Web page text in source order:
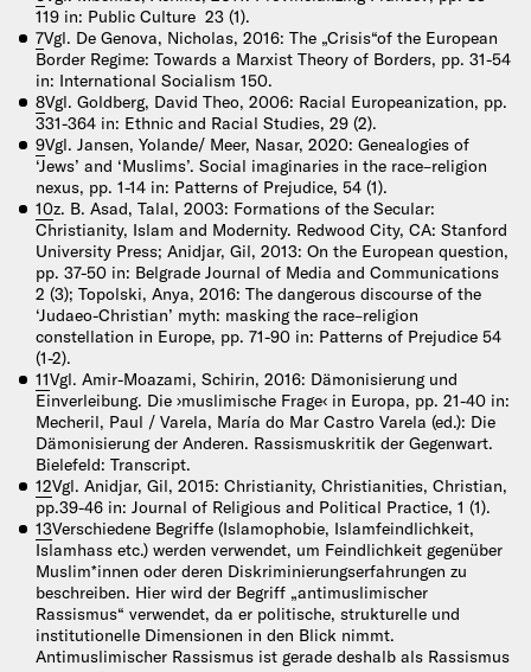
119 in: Public Culture 23 (1).
7Vgl. De Genova, Nicholas, 2016: The „Crisis“of the European
Border Regime: Towards a Marxist Theory of Borders, pp. 31-54
in: International Socialism 150.
8Vgl. Goldberg, David Theo, 2006: Racial Europeanization, pp.
331-364 in: Ethnic and Racial Studies, 29 (2).
9Vgl. Jansen, Yolande/ Meer, Nasar, 2020: Genealogies of
‘Jews’ and ‘Muslims’. Social imaginaries in the race–religion
nexus, pp. 1-14 in: Patterns of Prejudice, 54 (1).
10z. B. Asad, Talal, 2003: Formations of the Secular:
Christianity, Islam and Modernity. Redwood City, CA: Stanford
University Press; Anidjar, Gil, 2013: On the European question,
pp. 37-50 in: Belgrade Journal of Media and Communications
2 (3); Topolski, Anya, 2016: The dangerous discourse of the
‘Judaeo-Christian’ myth: masking the race–religion
constellation in Europe, pp. 71-90 in: Patterns of Prejudice 54
(1-2).
11Vgl. Amir-Moazami, Schirin, 2016: Dämonisierung und
Einverleibung. Die ›muslimische Frage‹ in Europa, pp. 21-40 in:
Mecheril, Paul / Varela, María do Mar Castro Varela (ed.): Die
Dämonisierung der Anderen. Rassismuskritik der Gegenwart.
Bielefeld: Transcript.
12Vgl. Anidjar, Gil, 2015: Christianity, Christianities, Christian,
pp.39-46 in: Journal of Religious and Political Practice, 1 (1).
13Verschiedene Begriffe (Islamophobie, Islamfeindlichkeit,
Islamhass etc.) werden verwendet, um Feindlichkeit gegenüber
Muslim*innen oder deren Diskriminierungserfahrungen zu
beschreiben. Hier wird der Begriff „antimuslimischer
Rassismus“ verwendet, da er politische, strukturelle und
institutionelle Dimensionen in den Blick nimmt.
Antimuslimischer Rassismus ist gerade deshalb als Rassismus